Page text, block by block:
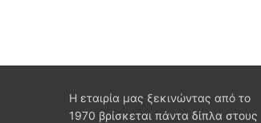
Η εταιρία μας ξεκινώντας από το
1970 βρίσκεται πάντα δίπλα στους